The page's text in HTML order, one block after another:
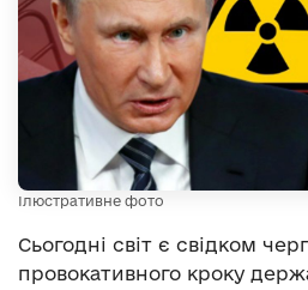
Ілюстративне фото
Сьогодні світ є свідком
провокативного кроку